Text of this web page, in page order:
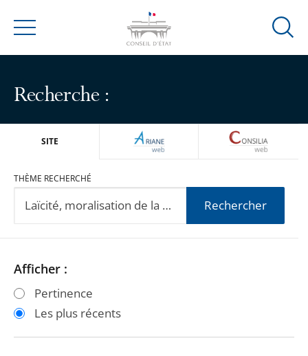
Menu
Ouvrir
Recherche :
SITE ARIANEWEB
THÈME RECHERCHÉ
Rechercher
Passer
les
filtres
Passer
les
filtres
Afficher :
Pertinence
Les plus récents